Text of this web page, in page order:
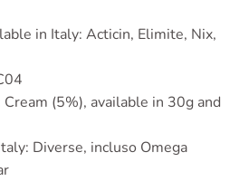
in Italy: Acticin, Elimite, Nix,
(5%), available in 30g and
Diverse, incluso Omega